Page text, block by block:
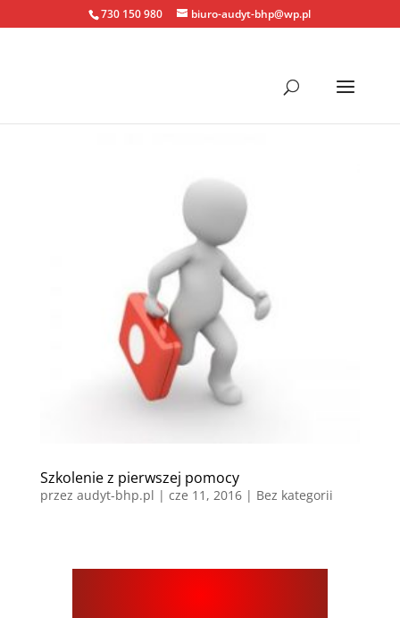
730 150 980 biuro-audyt-bhp@wp.pl
Szkolenie z pierwszej pomocy
przez audyt-bhp.pl | cze 11, 2016| Bez kategorii